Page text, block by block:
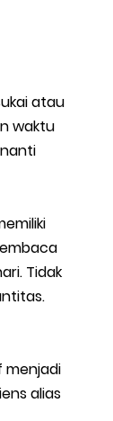
atau
waktu
Tidak
menjadi
alias